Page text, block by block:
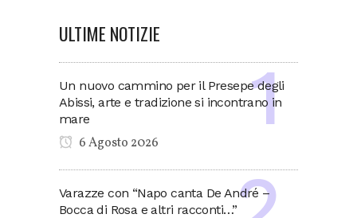
ULTIME NOTIZIE
Un nuovo cammino per il Presepe degli
Abissi, arte e tradizione si incontrano in
mare
6 Agosto 2026
Varazze con “Napo canta De André –
Bocca di Rosa e altri racconti…”